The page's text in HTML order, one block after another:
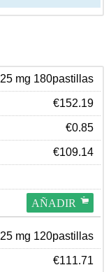
25 mg 180pastillas
€152.19
€0.85
€109.14
AÑADIR
25 mg 120pastillas
€111.71